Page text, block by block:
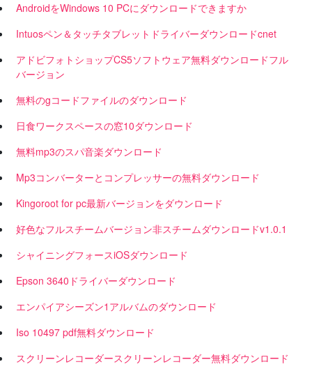
AndroidをWindows 10 PCにダウンロードできますか
Intuosペン＆タッチタブレットドライバーダウンロードcnet
アドビフォトショップCS5ソフトウェア無料ダウンロードフル
バージョン
無料のgコードファイルのダウンロード
日食ワークスペースの窓10ダウンロード
無料mp3のスパ音楽ダウンロード
Mp3コンバーターとコンプレッサーの無料ダウンロード
Kingoroot for pc最新バージョンをダウンロード
好色なフルスチームバージョン非スチームダウンロードv1.0.1
シャイニングフォースiOSダウンロード
Epson 3640ドライバーダウンロード
エンパイアシーズン1アルバムのダウンロード
Iso 10497 pdf無料ダウンロード
スクリーンレコーダースクリーンレコーダー無料ダウンロード